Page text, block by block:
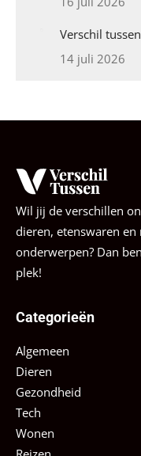
Verschil
14 juli 2026
Wil jij de verschillen
dieren, etenswaren
onderwerpen? Dan
plek!
Categorieën
Algemeen
Dieren
Gezondheid
Tech
Wonen